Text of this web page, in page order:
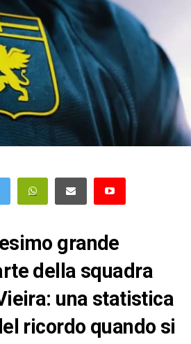
grande
della squadra
una statistica
ricordo quando si